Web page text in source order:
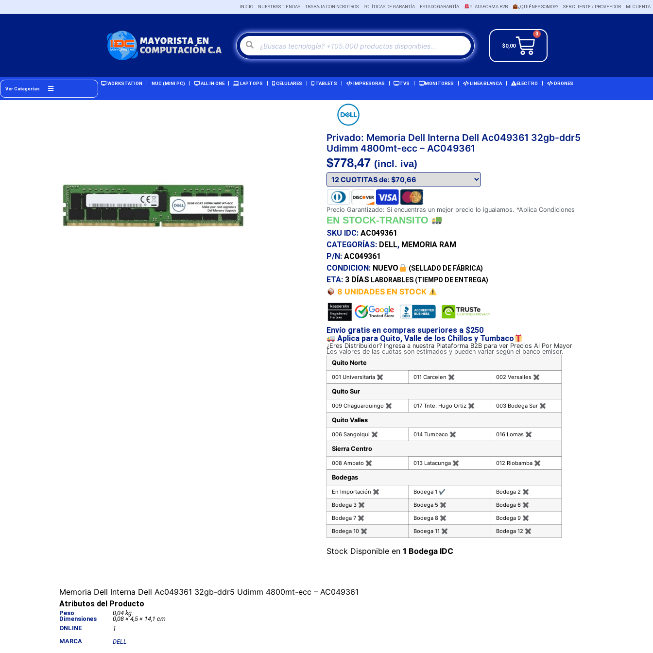
INICIO NUESTRAS TIENDAS TRABAJA CON NOSOTROS POLÍTICAS DE GARANTÍA ESTADO GARANTÍA PLATAFORMA B2B ¿QUIÉNES SOMOS? SER CLIENTE / PROVEEDOR MI CUENTA
$0,00
0
Ver Categorías
WORKSTATION NUC (MINI PC) ALL IN ONE LAPTOPS CELULARES TABLETS IMPRESORAS TVS MONITORES LINEA BLANCA ELECTRO DRONES
Privado: Memoria Dell Interna Dell Ac049361 32gb-ddr5
Udimm 4800mt-ecc – AC049361
$778,47 (incl. iva)
Precio Garantizado: Si encuentras un mejor precio lo igualamos. *Aplica Condiciones
EN STOCK-TRANSITO
SKU IDC: AC049361
CATEGORÍAS: DELL, MEMORIA RAM
P/N: AC049361
CONDICION: NUEVO (SELLADO DE FÁBRICA)
ETA: 3 DÍAS LABORABLES (TIEMPO DE ENTREGA)
8 UNIDADES EN STOCK
Envío gratis en compras superiores a $250
Aplica para Quito, Valle de los Chillos y Tumbaco
¿Eres Distribuidor? Ingresa a nuestra Plataforma B2B para ver Precios Al Por Mayor
Los valores de las cuotas son estimados y pueden variar según el banco emisor.
Quito Norte
001 Universitaria ✖ 011 Carcelen ✖ 002 Versalles ✖
Quito Sur
009 Chaguarquingo ✖ 017 Tnte. Hugo Ortiz ✖ 003 Bodega Sur ✖
Quito Valles
006 Sangolqui ✖ 014 Tumbaco ✖ 016 Lomas ✖
Sierra Centro
008 Ambato ✖ 013 Latacunga ✖ 012 Riobamba ✖
Bodegas
En Importación ✖ Bodega 1 ✔ Bodega 2 ✖
Bodega 3 ✖ Bodega 5 ✖ Bodega 6 ✖
Bodega 7 ✖ Bodega 8 ✖ Bodega 9 ✖
Bodega 10 ✖ Bodega 11 ✖ Bodega 12 ✖
Stock Disponible en 1 Bodega IDC
Memoria Dell Interna Dell Ac049361 32gb-ddr5 Udimm 4800mt-ecc – AC049361
Atributos del Producto
Peso
0,04 kg
Dimensiones
0,08 × 4,5 × 14,1 cm
ONLINE
1
MARCA
DELL